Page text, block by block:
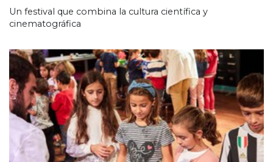
Un festival que combina la cultura científica y
cinematográfica